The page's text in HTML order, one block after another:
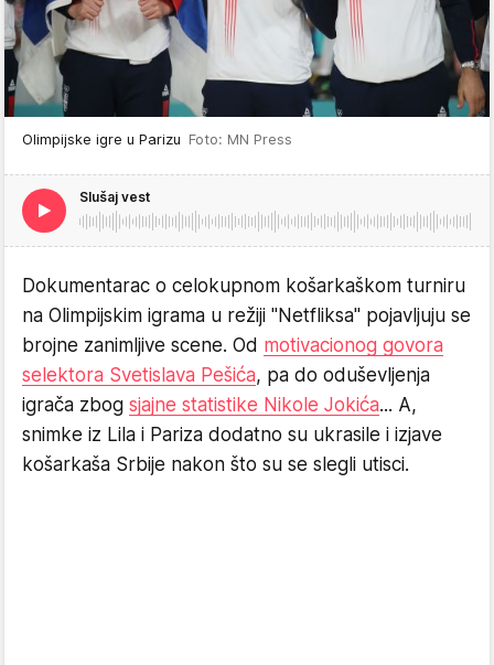
Olimpijske igre u Parizu Foto: MN Press
Slušaj vest
Dokumentarac o celokupnom košarkaškom turniru
na Olimpijskim igrama u režiji "Netfliksa" pojavljuju se
brojne zanimljive scene. Od motivacionog govora
selektora Svetislava Pešića, pa do oduševljenja
igrača zbog sjajne statistike Nikole Jokića... A,
snimke iz Lila i Pariza dodatno su ukrasile i izjave
košarkaša Srbije nakon što su se slegli utisci.